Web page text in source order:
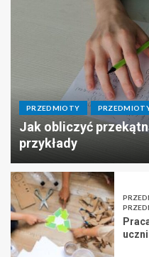
PRZEDMIOTY
Jak obliczyć
przykłady